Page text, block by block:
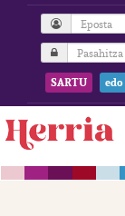
SARTU